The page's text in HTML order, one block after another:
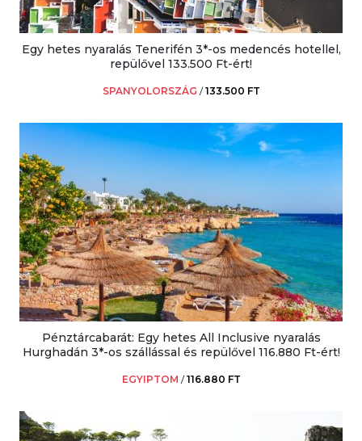
Egy hetes nyaralás Tenerifén 3*-os medencés hotellel,
repülővel 133.500 Ft-ért!
SPANYOLORSZÁG /133.500 FT
Pénztárcabarát: Egy hetes All Inclusive nyaralás
Hurghadán 3*-os szállással és repülővel 116.880 Ft-ért!
EGYIPTOM /116.880 FT